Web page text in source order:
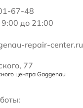
67-48
до 21:00
repair-center.ru
77
центра Gaggenau